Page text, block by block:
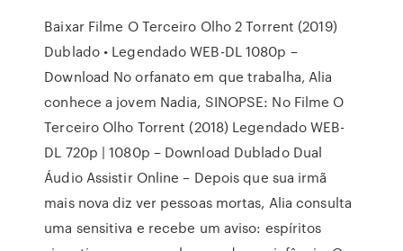
Baixar Filme O Terceiro Olho 2 Torrent (2019)
Dublado • Legendado WEB-DL 1080p –
Download No orfanato em que trabalha, Alia
conhece a jovem Nadia, SINOPSE: No Filme O
Terceiro Olho Torrent (2018) Legendado WEB-
DL 720p | 1080p – Download Dublado Dual
Áudio Assistir Online – Depois que sua irmã
mais nova diz ver pessoas mortas, Alia consulta
uma sensitiva e recebe um aviso: espíritos